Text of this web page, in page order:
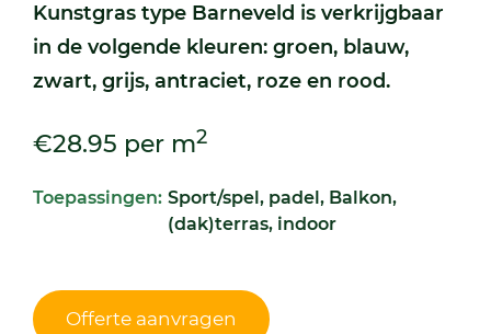
Kunstgras type Barneveld is verkrijgbaar
in de volgende kleuren: groen, blauw,
zwart, grijs, antraciet, roze en rood.
€28.95 per m2
Toepassingen: Sport/spel, padel, Balkon,
(dak)terras, indoor
Offerte aanvragen